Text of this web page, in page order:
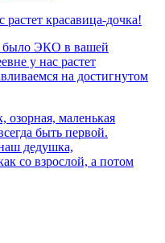
растет красавица-дочка!
было ЭКО в вашей
у нас растет
на достигнутом
маленькая
быть первой.
дедушка,
со взрослой, а потом